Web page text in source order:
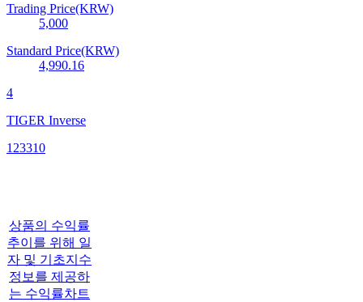
Trading Price(KRW)
5,000
Standard Price(KRW)
4,990.16
4
TIGER Inverse
123310
상품의 수익률
추이를 위해 일
자 및 기초지수
정보를 제공하
는 수익률차트